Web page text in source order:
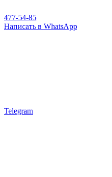
477-54-85
Написать в WhatsApp
Telegram